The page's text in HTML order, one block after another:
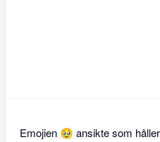
Emojien 🥹 ansikte som